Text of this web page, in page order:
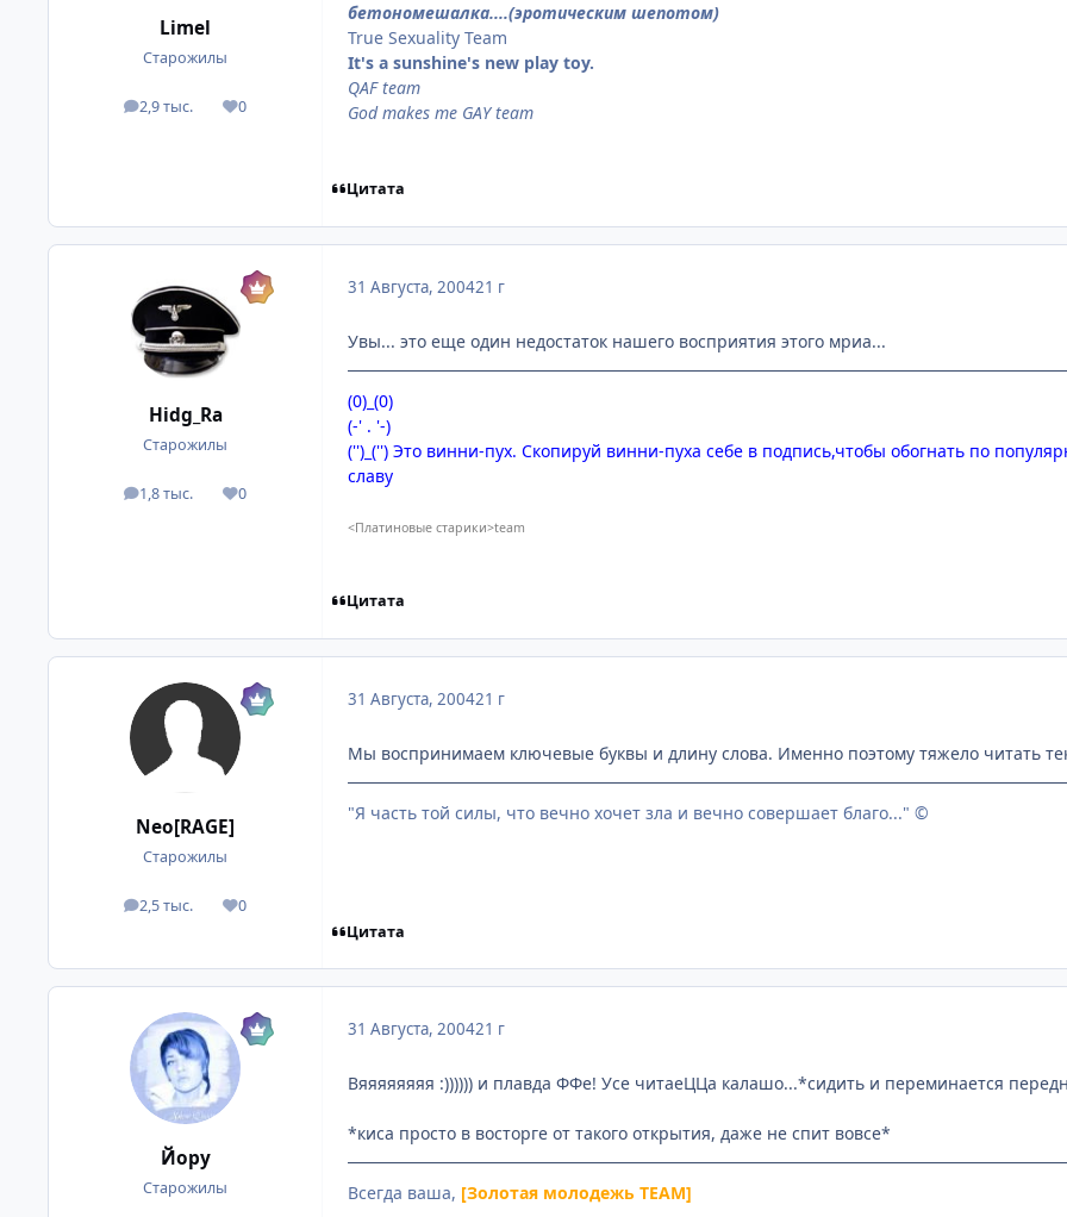
Limel
Старожилы
2,9 тыс.
посты 0
Репутация
бетономешалка....(эротическим шепотом)
True Sexuality Team
It's a sunshine's new play toy.
QAF team
God makes me GAY team
Цитата
Hidg_Ra
Старожилы
1,8 тыс.
посты 0
Репутация
31 Августа, 200421 г
Увы... это еще один недостаток нашего восприятия этого мриа...
(0)_(0)
(-' . '-)
('')_('') Это винни-пух. Скопируй винни-пуха себе в подпись,чтобы обогнать по
славу
<Платиновые старики>team
Цитата
Neo[RAGE]
Старожилы
2,5 тыс.
посты 0
Репутация
31 Августа, 200421 г
Мы воспринимаем ключевые буквы и длину слова. Именно поэтому тяжело читать
"Я часть той силы, что вечно хочет зла и вечно совершает благо..." ©
Цитата
Йору
Старожилы
31 Августа, 200421 г
Вяяяяяяяя :)))))) и плавда ФФе! Усе читаеЦЦа калашо...*сидить и переминается
*киса просто в восторге от такого открытия, даже не спит вовсе*
Всегда ваша, [Золотая молодежь TEAM]